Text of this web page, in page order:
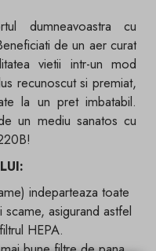
dumneavoastra cu
de un aer curat
vietii intr-un mod
recunoscut si premiat,
la un pret imbatabil.
un mediu sanatos cu
indeparteaza toate
asigurand astfel
HEPA.